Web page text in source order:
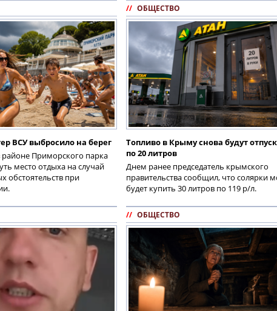
ВСУ выбросило на берег
Приморского парка
место отдыха на случай
обстоятельств при
// ОБЩЕСТВО
Топливо в Крыму снова будут
по 20 литров
Днем ранее председатель крымского
правительства сообщил, что солярки
будет купить 30 литров по 119 р/л.
// ОБЩЕСТВО